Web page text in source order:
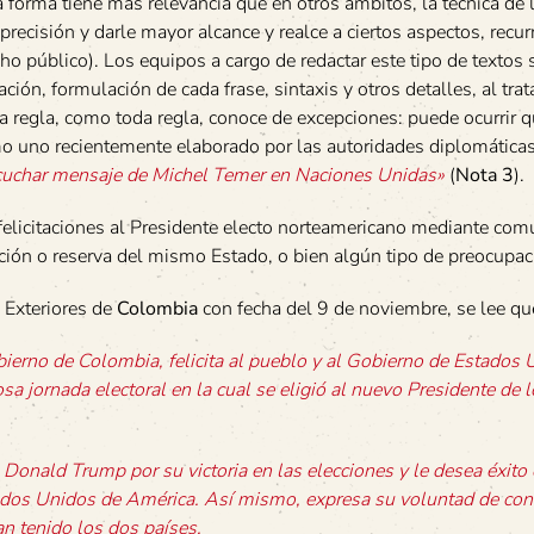
y darle mayor alcance y realce a ciertos aspectos,
público). Los equipos a cargo de redactar este tipo de textos
formulación de cada frase, sintaxis y otros detalles, al
como toda regla, conoce de excepciones: puede ocurrir
uno recientemente elaborado por las autoridades
mensaje de Michel Temer en Naciones Unidas» (Nota 3).
al Presidente electo norteamericano mediante
o reserva del mismo Estado, o bien algún tipo de
deColombiacon fecha del 9 de noviembre, se lee
de Colombia, felicita al pueblo y al Gobierno de Estados
jornada electoral en la cual se eligió al nuevo Presidente de
Trump por su victoria en las elecciones y le desea éxito
Unidos de América. Así mismo, expresa su voluntad de
tenido los dos países.